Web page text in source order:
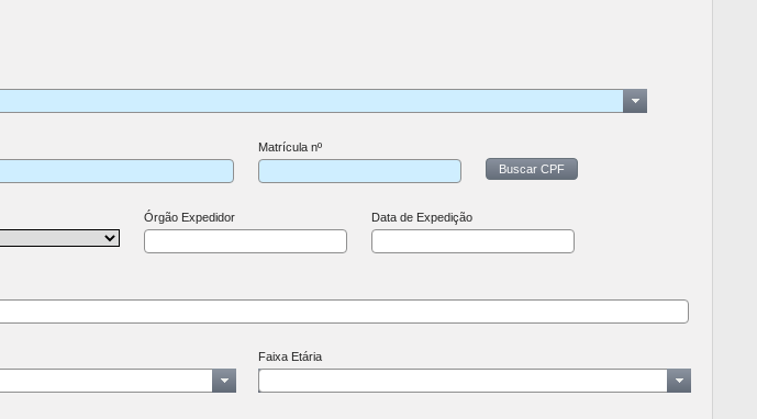
Matrícula nº
Buscar CPF
Órgão Expedidor Data de Expedição
Faixa Etária